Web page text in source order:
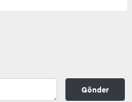
Gönder